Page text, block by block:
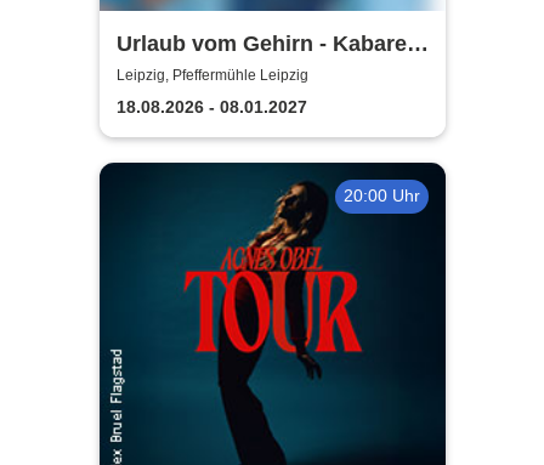
Urlaub vom Gehirn - Kabarett
Leipziger Pfeffermühle
Leipzig, Pfeffermühle Leipzig
18.08.2026 - 08.01.2027
20:00 Uhr